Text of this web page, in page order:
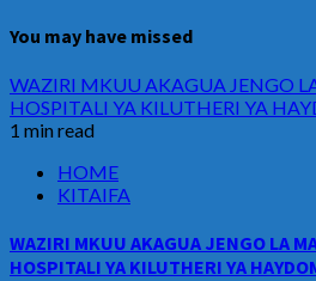
You may have missed
WAZIRI MKUU AKAGUA JENGO
HOSPITALI YA KILUTHERI YA
1 min read
HOME
KITAIFA
WAZIRI MKUU AKAGUA JENGO LA
HOSPITALI YA KILUTHERI YA